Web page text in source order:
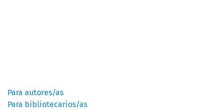
Para autores/as
Para bibliotecarios/as